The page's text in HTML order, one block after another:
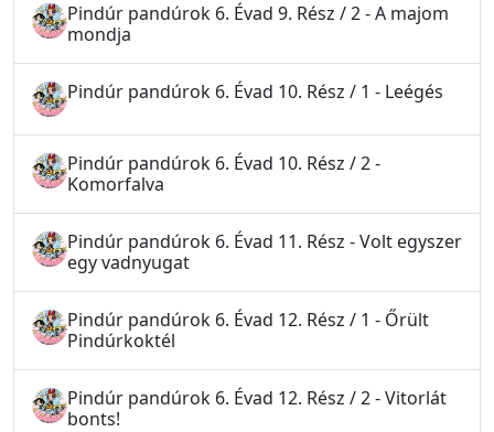
Pindúr pandúrok 6. Évad 9. Rész / 2 - A majom
mondja
Pindúr pandúrok 6. Évad 10. Rész / 1 - Leégés
Pindúr pandúrok 6. Évad 10. Rész / 2 -
Komorfalva
Pindúr pandúrok 6. Évad 11. Rész - Volt egyszer
egy vadnyugat
Pindúr pandúrok 6. Évad 12. Rész / 1 - Őrült
Pindúrkoktél
Pindúr pandúrok 6. Évad 12. Rész / 2 - Vitorlát
bonts!